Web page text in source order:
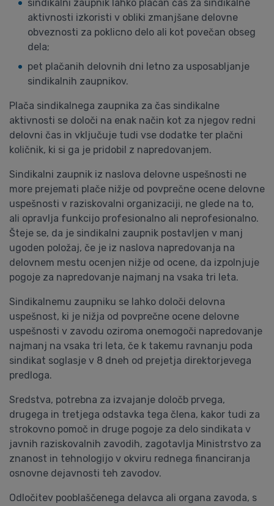
sindikalni zaupnik lahko plačan čas za sindikalne
aktivnosti izkoristi v obliki zmanjšane delovne
obveznosti za poklicno delo ali kot povečan obseg
dela;
pet plačanih delovnih dni letno za usposabljanje
sindikalnih zaupnikov.
Plača sindikalnega zaupnika za čas sindikalne
aktivnosti se določi na enak način kot za njegov redni
delovni čas in vključuje tudi vse dodatke ter plačni
količnik, ki si ga je pridobil z napredovanjem.
Sindikalni zaupnik iz naslova delovne uspešnosti ne
more prejemati plače nižje od povprečne ocene delovne
uspešnosti v raziskovalni organizaciji, ne glede na to,
ali opravlja funkcijo profesionalno ali neprofesionalno.
Šteje se, da je sindikalni zaupnik postavljen v manj
ugoden položaj, če je iz naslova napredovanja na
delovnem mestu ocenjen nižje od ocene, da izpolnjuje
pogoje za napredovanje najmanj na vsaka tri leta.
Sindikalnemu zaupniku se lahko določi delovna
uspešnost, ki je nižja od povprečne ocene delovne
uspešnosti v zavodu oziroma onemogoči napredovanje
najmanj na vsaka tri leta, če k takemu ravnanju poda
sindikat soglasje v 8 dneh od prejetja direktorjevega
predloga.
Sredstva, potrebna za izvajanje določb prvega,
drugega in tretjega odstavka tega člena, kakor tudi za
strokovno pomoč in druge pogoje za delo sindikata v
javnih raziskovalnih zavodih, zagotavlja Ministrstvo za
znanost in tehnologijo v okviru rednega financiranja
osnovne dejavnosti teh zavodov.
Odločitev pooblaščenega delavca ali organa zavoda, s